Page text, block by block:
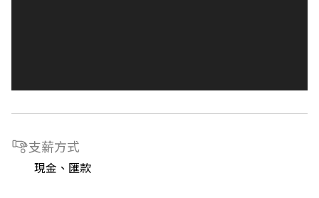
支薪方式
現金、匯款